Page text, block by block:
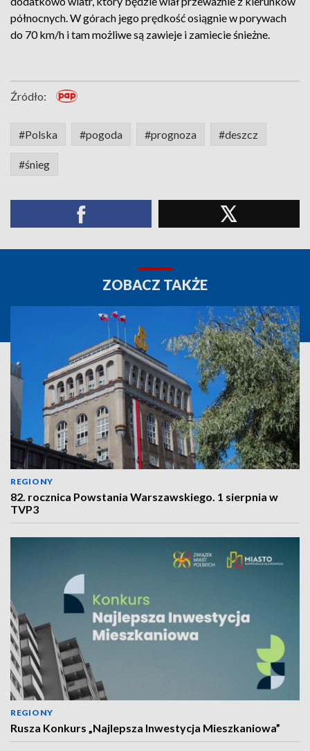
północnych. W górach jego prędkość osiągnie w porywach
do 70 km/h i tam możliwe są zawieje i zamiecie śnieżne.
Źródło:
#Polska #pogoda #prognoza #deszcz
#śnieg
ZOBACZ TAKŻE
REGIONY
82. rocznica Powstania Warszawskiego. 1 sierpnia w
TVP3
REGIONY
Rusza Konkurs „Najlepsza Inwestycja Mieszkaniowa”